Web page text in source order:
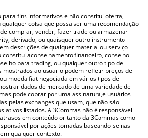
nossa tabela de preços de
verificar o último preço de BabyUnicorn
fiat e criptográficas.
para fins informativos e não constitui oferta,
coisa que possa ser uma recomendação
comprar, vender, fazer trade ou armazenar
derivado, ou quaisquer outro instrumento
descrições de qualquer material ou serviço
constitui aconselhamento financeiro, conselho
para trading, ou qualquer outro tipo de
mostrados ao usuário podem refletir preços de
moeda fiat negociada em vários tipos de
dados de mercado de uma variedade de
pode cobrar por uma assinatura,e usuários
pelas exchanges que usam, que não são
ativos listados. A 3Commas não é responsável
em conteúdo or tanto da 3Commas como
por ações tomadas baseando-se nas
qualquer contexto.